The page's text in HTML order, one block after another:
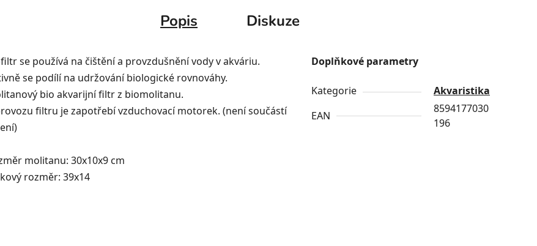
Popis Diskuze
se používá na čištění a provzdušnění vody v akváriu.
se podílí na udržování biologické rovnováhy.
bio akvarijní filtr z biomolitanu.
filtru je zapotřebí vzduchovací motorek. (není součástí
molitanu: 30x10x9 cm
rozměr: 39x14
Doplňkové parametry
Kategorie
Akvaristika
EAN
8594177030
196